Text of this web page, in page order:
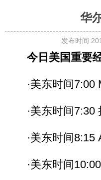
华
发布时间
今日美国重要
·美东时间7:00
·美东时间7:30
·美东时间8:15
·美东时间10:00